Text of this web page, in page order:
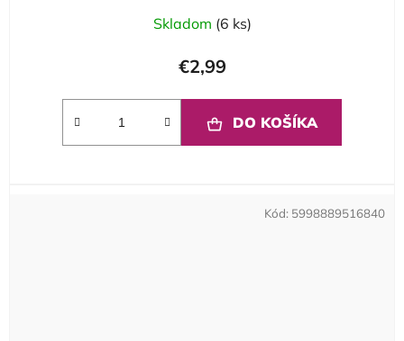
Skladom (6 ks)
€2,99
DO KOŠÍKA
Kód: 5998889516840